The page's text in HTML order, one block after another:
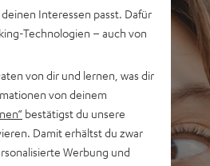
Interessen passt. Dafür
Technologien – auch von
von dir und lernen, was dir
von deinem
bestätigst du unsere
Damit erhältst du zwar
Werbung und